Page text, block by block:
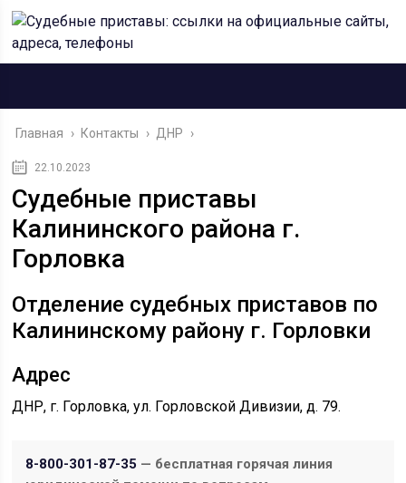
Главная › Контакты › ДНР ›
22.10.2023
Судебные приставы
Калининского района г.
Горловка
Отделение судебных приставов по
Калининскому району г. Горловки
Адрес
ДНР, г. Горловка, ул. Горловской Дивизии, д. 79.
8-800-301-87-35 — бесплатная горячая линия